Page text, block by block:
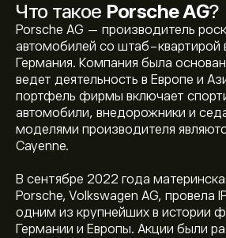
Что такое Porsche AG?
Porsche AG — производитель
автомобилей со штаб-квартирой
Германия. Компания была
ведет деятельность в Европе и
портфель фирмы включает
автомобили, внедорожники и
моделями производителя
Cayenne.
В сентябре 2022 года
Porsche, Volkswagen AG, провела
одним из крупнейших в истории
Германии и Европы. Акции были